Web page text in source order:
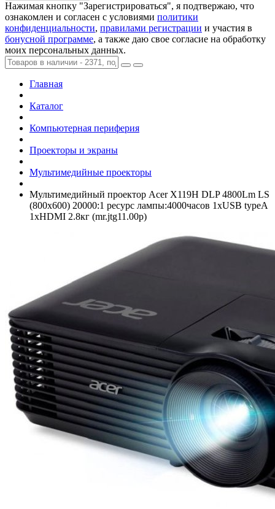
Нажимая кнопку "Зарегистрироваться", я подтвержаю, что
ознакомлен и согласен с условиями политики
конфиденциальности, правилами регистрации и участия в
бонусной программе, а также даю свое согласие на обработку
моих персональных данных.
Главная
Каталог
Компьютерная периферия
Проекторы и экраны
Мультимедийные проекторы
Мультимедийный проектор Acer X119H DLP 4800Lm LS
(800x600) 20000:1 ресурс лампы:4000часов 1xUSB typeA
1xHDMI 2.8кг (mr.jtg11.00p)